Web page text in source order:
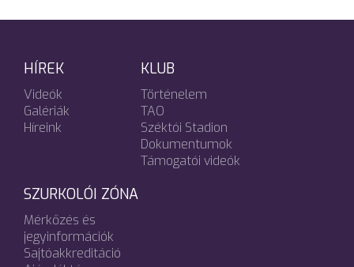
HÍREK
Videók
Galériák
Híreink
KLUB
Történelem
TAO
Széktói Stadion
Dokumentumok
Támogatói videók
SZURKOLÓI ZÓNA
Mérkőzés és
jegyinformációk
Sajtóakkreditáció